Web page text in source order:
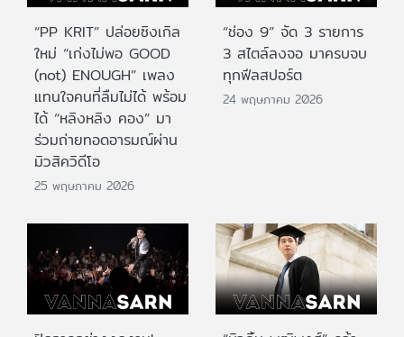
“PP KRIT” ปล่อยซิงเกิล
ใหม่ “เก่งไม่พอ GOOD
(not) ENOUGH” เพลง
แทนใจคนที่ลืมไม่ได้ พร้อม
ได้ “หลิงหลิง คอง” มา
ร่วมถ่ายทอดอารมณ์ผ่าน
มิวสิควิดีโอ
25 พฤษภาคม 2026
“ช่อง 9” จัด 3 รายการ
3 สไตล์ลงจอ มาครบจบ
ทุกฟีลสปอร์ต
24 พฤษภาคม 2026